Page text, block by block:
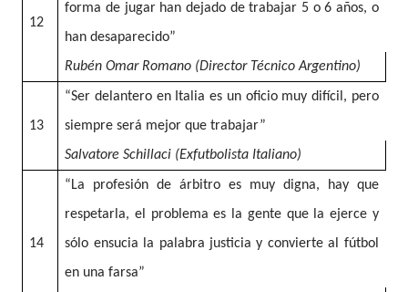
12
forma de jugar han dejado de trabajar 5 o 6 años, o
han desaparecido”
Rubén Omar Romano (Director Técnico Argentino)
13
“Ser delantero en Italia es un oficio muy difícil, pero
siempre será mejor que trabajar”
Salvatore Schillaci (Exfutbolista Italiano)
14
“La profesión de árbitro es muy digna, hay que
respetarla, el problema es la gente que la ejerce y
sólo ensucia la palabra justicia y convierte al fútbol
en una farsa”